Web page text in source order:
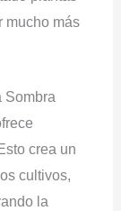
mucho más
Sombra
crea un
cultivos,
la